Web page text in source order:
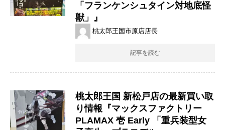
「フランケンシュタイン対地底怪
獣」』
桃太郎王国市原店店長
記事を読む
桃太郎王国 新松戸店の最新買い取
り情報『マックスファクトリー
PLAMAX ​壱 ​Early ​「重兵装型女